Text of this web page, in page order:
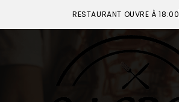
RESTAURANT OUVRE À 18:00